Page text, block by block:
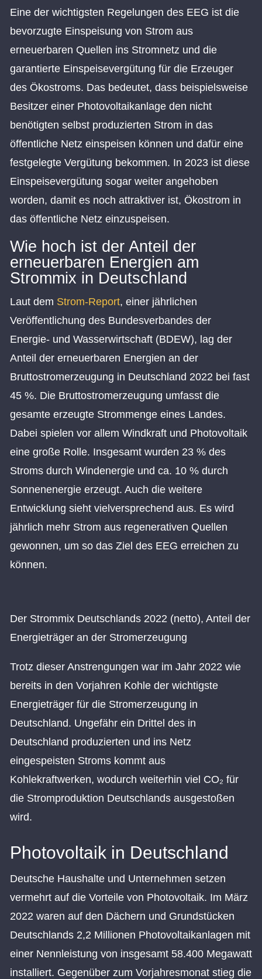
Eine der wichtigsten Regelungen des EEG ist die
bevorzugte Einspeisung von Strom aus
erneuerbaren Quellen ins Stromnetz und die
garantierte Einspeisevergütung für die Erzeuger
des Ökostroms. Das bedeutet, dass beispielsweise
Besitzer einer Photovoltaikanlage den nicht
benötigten selbst produzierten Strom in das
öffentliche Netz einspeisen können und dafür eine
festgelegte Vergütung bekommen. In 2023 ist diese
Einspeisevergütung sogar weiter angehoben
worden, damit es noch attraktiver ist, Ökostrom in
das öffentliche Netz einzuspeisen.
Wie hoch ist der Anteil der
erneuerbaren Energien am
Strommix in Deutschland
Laut dem Strom-Report, einer jährlichen
Veröffentlichung des Bundesverbandes der
Energie- und Wasserwirtschaft (BDEW), lag der
Anteil der erneuerbaren Energien an der
Bruttostromerzeugung in Deutschland 2022 bei fast
45 %. Die Bruttostromerzeugung umfasst die
gesamte erzeugte Strommenge eines Landes.
Dabei spielen vor allem Windkraft und Photovoltaik
eine große Rolle. Insgesamt wurden 23 % des
Stroms durch Windenergie und ca. 10 % durch
Sonnenenergie erzeugt. Auch die weitere
Entwicklung sieht vielversprechend aus. Es wird
jährlich mehr Strom aus regenerativen Quellen
gewonnen, um so das Ziel des EEG erreichen zu
können.
Der Strommix Deutschlands 2022 (netto), Anteil der
Energieträger an der Stromerzeugung
Trotz dieser Anstrengungen war im Jahr 2022 wie
bereits in den Vorjahren Kohle der wichtigste
Energieträger für die Stromerzeugung in
Deutschland. Ungefähr ein Drittel des in
Deutschland produzierten und ins Netz
eingespeisten Stroms kommt aus
Kohlekraftwerken, wodurch weiterhin viel CO₂ für
die Stromproduktion Deutschlands ausgestoßen
wird.
Photovoltaik in Deutschland
Deutsche Haushalte und Unternehmen setzen
vermehrt auf die Vorteile von Photovoltaik. Im März
2022 waren auf den Dächern und Grundstücken
Deutschlands 2,2 Millionen Photovoltaikanlagen mit
einer Nennleistung von insgesamt 58.400 Megawatt
installiert. Gegenüber zum Vorjahresmonat stieg die